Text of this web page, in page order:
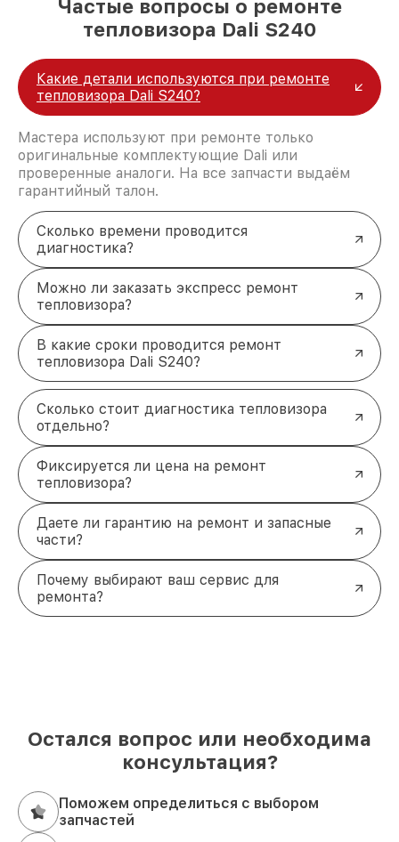
Частые вопросы о ремонте
тепловизора Dali S240
Какие детали используются при ремонте
тепловизора Dali S240?
Мастера используют при ремонте только
оригинальные комплектующие Dali или
проверенные аналоги. На все запчасти выдаём
гарантийный талон.
Сколько времени проводится
диагностика?
Можно ли заказать экспресс ремонт
тепловизора?
В какие сроки проводится ремонт
тепловизора Dali S240?
Сколько стоит диагностика тепловизора
отдельно?
Фиксируется ли цена на ремонт
тепловизора?
Даете ли гарантию на ремонт и запасные
части?
Почему выбирают ваш сервис для
ремонта?
Остался вопрос или необходима
консультация?
Поможем определиться с выбором
запчастей